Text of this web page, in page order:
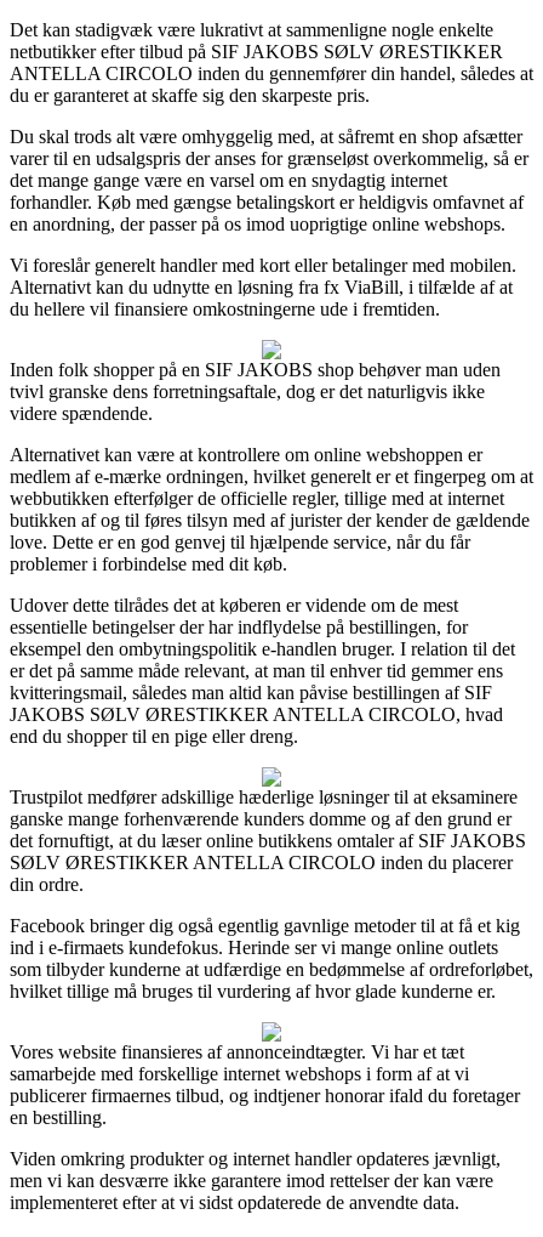
Det kan stadigvæk være lukrativt at sammenligne nogle enkelte
netbutikker efter tilbud på SIF JAKOBS SØLV ØRESTIKKER
ANTELLA CIRCOLO inden du gennemfører din handel, således at
du er garanteret at skaffe sig den skarpeste pris.
Du skal trods alt være omhyggelig med, at såfremt en shop afsætter
varer til en udsalgspris der anses for grænseløst overkommelig, så er
det mange gange være en varsel om en snydagtig internet
forhandler. Køb med gængse betalingskort er heldigvis omfavnet af
en anordning, der passer på os imod uoprigtige online webshops.
Vi foreslår generelt handler med kort eller betalinger med mobilen.
Alternativt kan du udnytte en løsning fra fx ViaBill, i tilfælde af at
du hellere vil finansiere omkostningerne ude i fremtiden.
Inden folk shopper på en SIF JAKOBS shop behøver man uden
tvivl granske dens forretningsaftale, dog er det naturligvis ikke
videre spændende.
Alternativet kan være at kontrollere om online webshoppen er
medlem af e-mærke ordningen, hvilket generelt er et fingerpeg om at
webbutikken efterfølger de officielle regler, tillige med at internet
butikken af og til føres tilsyn med af jurister der kender de gældende
love. Dette er en god genvej til hjælpende service, når du får
problemer i forbindelse med dit køb.
Udover dette tilrådes det at køberen er vidende om de mest
essentielle betingelser der har indflydelse på bestillingen, for
eksempel den ombytningspolitik e-handlen bruger. I relation til det
er det på samme måde relevant, at man til enhver tid gemmer ens
kvitteringsmail, således man altid kan påvise bestillingen af SIF
JAKOBS SØLV ØRESTIKKER ANTELLA CIRCOLO, hvad
end du shopper til en pige eller dreng.
Trustpilot medfører adskillige hæderlige løsninger til at eksaminere
ganske mange forhenværende kunders domme og af den grund er
det fornuftigt, at du læser online butikkens omtaler af SIF JAKOBS
SØLV ØRESTIKKER ANTELLA CIRCOLO inden du placerer
din ordre.
Facebook bringer dig også egentlig gavnlige metoder til at få et kig
ind i e-firmaets kundefokus. Herinde ser vi mange online outlets
som tilbyder kunderne at udfærdige en bedømmelse af ordreforløbet,
hvilket tillige må bruges til vurdering af hvor glade kunderne er.
Vores website finansieres af annonceindtægter. Vi har et tæt
samarbejde med forskellige internet webshops i form af at vi
publicerer firmaernes tilbud, og indtjener honorar ifald du foretager
en bestilling.
Viden omkring produkter og internet handler opdateres jævnligt,
men vi kan desværre ikke garantere imod rettelser der kan være
implementeret efter at vi sidst opdaterede de anvendte data.